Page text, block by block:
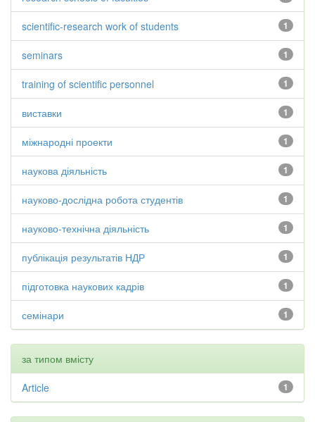
1
scientific-research work of students
1
seminars
1
training of scientific personnel
1
виставки
1
міжнародні проекти
1
наукова діяльність
1
науково-дослідна робота студентів
1
науково-технічна діяльність
1
публікація результатів НДР
1
підготовка наукових кадрів
1
семінари
за типом вмісту
1
Article